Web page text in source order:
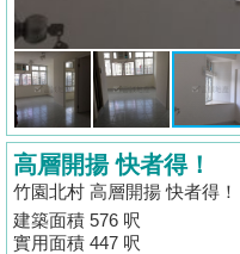
谷
按
揭
地
產
博
客
高層開揚 快者得！
竹園北村 高層開揚 快者得！
建築面積 576 呎
實用面積 447 呎